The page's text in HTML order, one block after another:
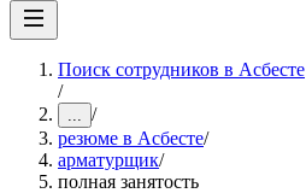
Поиск сотрудников в Асбесте
/
... /
резюме в Асбесте/
арматурщик/
полная занятость